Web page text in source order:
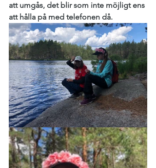
att umgås, det blir som inte möjligt ens
att hålla på med telefonen då.